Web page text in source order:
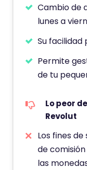
Cambio de
lunes a
Su
Permite
de tu
Lo peor
Revolut
Los fines
de
las